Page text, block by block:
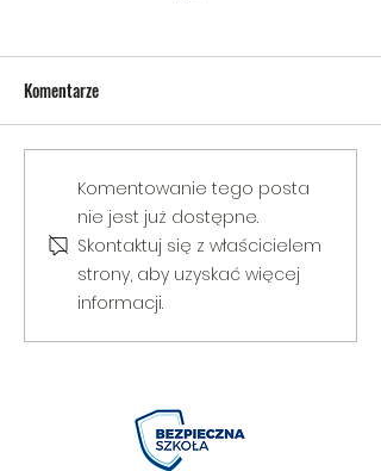
V Gminny Turniej Szachowy o
Puchar Burmistrza Bełżyc
Komentarze
Komentowanie tego posta
nie jest już dostępne.
Skontaktuj się z właścicielem
strony, aby uzyskać więcej
informacji.